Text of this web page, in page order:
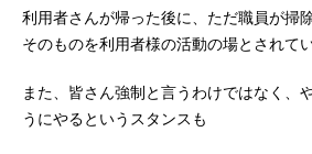
利用者さんが帰った後に、ただ職員が掃
そのものを利用者様の活動の場とされて
また、皆さん強制と言うわけではなく、
うにやるというスタンスも